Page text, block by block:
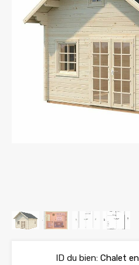
ID du bien:Chalet